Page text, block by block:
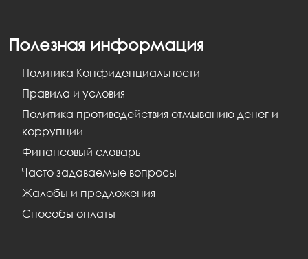
Полезная информация
Политика Конфиденциальности
Правила и условия
Политика противодействия отмыванию денег и
коррупции
Финансовый словарь
Часто задаваемые вопросы
Жалобы и предложения
Способы оплаты